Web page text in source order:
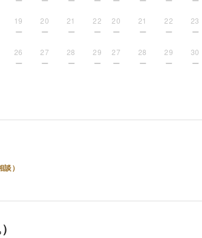
19 20 21 22
26 27 28 29
20 21 22 23
27 28 29 30
）